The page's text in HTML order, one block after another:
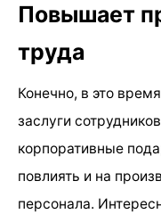
Повышает
труда
Конечно, в это
заслуги
корпоративные
повлиять и на
персонала.